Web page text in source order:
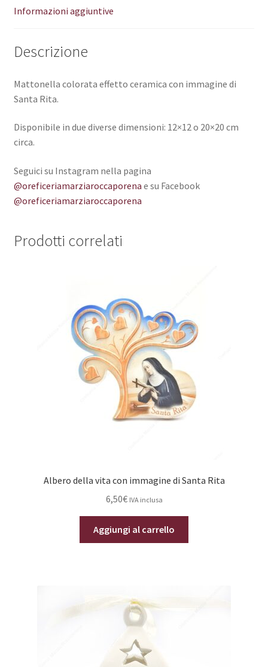
Informazioni aggiuntive
Descrizione
Mattonella colorata effetto ceramica con immagine di
Santa Rita.
Disponibile in due diverse dimensioni: 12×12 o 20×20 cm
circa.
Seguici su Instagram nella pagina
@oreficeriamarziaroccaporena e su Facebook
@oreficeriamarziaroccaporena
Prodotti correlati
Albero della vita con immagine di Santa Rita
6,50€ IVA inclusa
Aggiungi al carrello